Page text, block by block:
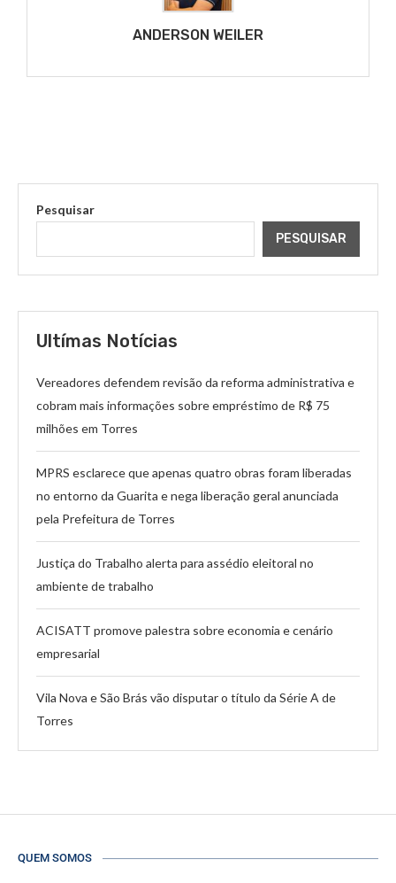
ANDERSON WEILER
Pesquisar
PESQUISAR
Ultímas Notícias
Vereadores defendem revisão da reforma administrativa e
cobram mais informações sobre empréstimo de R$ 75
milhões em Torres
MPRS esclarece que apenas quatro obras foram liberadas
no entorno da Guarita e nega liberação geral anunciada
pela Prefeitura de Torres
Justiça do Trabalho alerta para assédio eleitoral no
ambiente de trabalho
ACISATT promove palestra sobre economia e cenário
empresarial
Vila Nova e São Brás vão disputar o título da Série A de
Torres
QUEM SOMOS